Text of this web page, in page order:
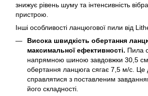
знижує рівень шуму та інтенсивність
пристрою.
Інші особливості ланцюгової пили від
Висока швидкість обертання
максимальної ефективності. Пила
напрямною шиною завдовжки 30,5
обертання ланцюга сягає 7,5 м/с. Це
справлятися з поставленим
його складності.